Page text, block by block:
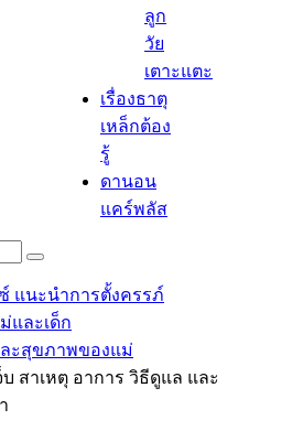
ลูก
วัย
เตาะแตะ
เรื่องธาตุ
เหล็กต้อง
รู้​
ดานอน
แคร์พลัส
ซ์ แนะนำการตั้งครรภ์
และเด็ก
ะสุขภาพของแม่
สาเหตุ อาการ วิธีดูแล และ